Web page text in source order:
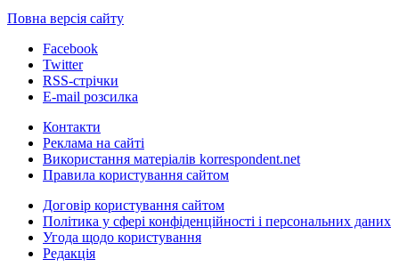
Повна версія сайту
Facebook
Twitter
RSS-стрічки
E-mail розсилка
Контакти
Реклама на сайті
Використання матеріалів korrespondent.net
Правила користування сайтом
Договір користування сайтом
Політика у сфері конфіденційності і персональних даних
Угода щодо користування
Редакція